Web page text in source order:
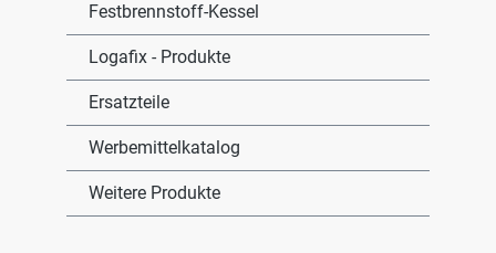
Festbrennstoff-Kessel
Logafix - Produkte
Ersatzteile
Werbemittelkatalog
Weitere Produkte